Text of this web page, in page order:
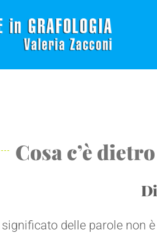
Cosa c’è
significato delle parole non